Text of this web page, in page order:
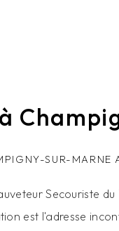
SUR-MARNE
Secouriste
est l'adresse